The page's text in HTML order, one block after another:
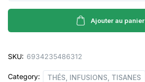
AASIMA
500G
Ajouter au panier
SKU: 6934235486312
Category: THÉS, INFUSIONS, TISANES